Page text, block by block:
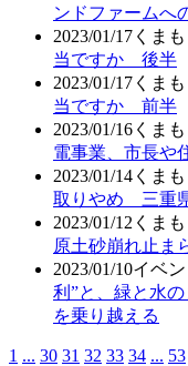
ンドファームへ
2023/01/17 くま
当ですか 後半
2023/01/17 くま
当ですか 前半
2023/01/16 くま
電事業、市長や
2023/01/14 くま
取りやめ 三重
2023/01/12 くま
原土砂崩れ止
2023/01/10イベン
利”と、緑と水
を乗り越える
1 ... 30 31 32 33 34 ... 53